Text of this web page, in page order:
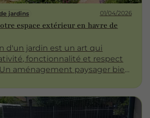
jardins 01/04/2026
espace extérieur en havre de
d'un jardin est un art qui
fonctionnalité et respect
aménagement paysager bien
véritable havre de paix,
et à la convivialité. Cet
les différentes facettes de